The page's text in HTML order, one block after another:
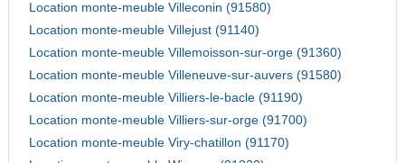
Location monte-meuble Villeconin (91580)
Location monte-meuble Villejust (91140)
Location monte-meuble Villemoisson-sur-orge (91360)
Location monte-meuble Villeneuve-sur-auvers (91580)
Location monte-meuble Villiers-le-bacle (91190)
Location monte-meuble Villiers-sur-orge (91700)
Location monte-meuble Viry-chatillon (91170)